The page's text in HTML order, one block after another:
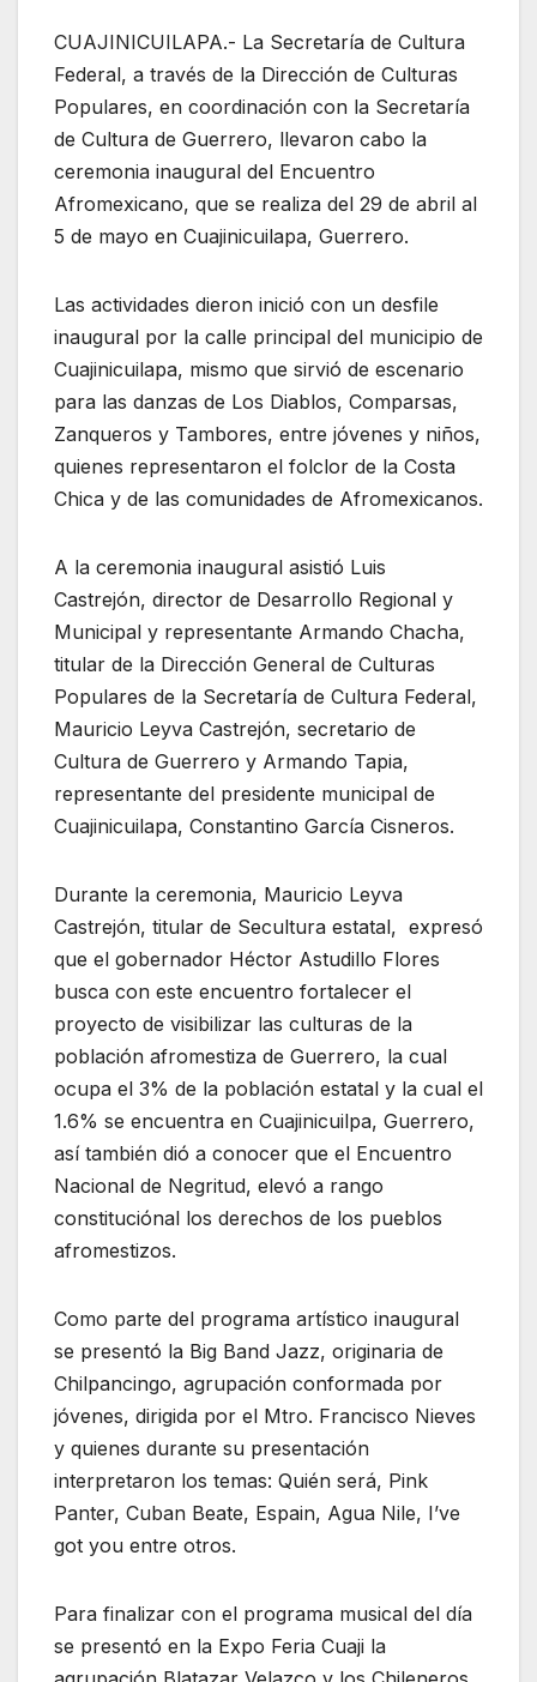
CUAJINICUILAPA.- La Secretaría de Cultura
Federal, a través de la Dirección de Culturas
Populares, en coordinación con la Secretaría
de Cultura de Guerrero, llevaron cabo la
ceremonia inaugural del Encuentro
Afromexicano, que se realiza del 29 de abril al
5 de mayo en Cuajinicuilapa, Guerrero.
Las actividades dieron inició con un desfile
inaugural por la calle principal del municipio de
Cuajinicuilapa, mismo que sirvió de escenario
para las danzas de Los Diablos, Comparsas,
Zanqueros y Tambores, entre jóvenes y niños,
quienes representaron el folclor de la Costa
Chica y de las comunidades de Afromexicanos.
A la ceremonia inaugural asistió Luis
Castrejón, director de Desarrollo Regional y
Municipal y representante Armando Chacha,
titular de la Dirección General de Culturas
Populares de la Secretaría de Cultura Federal,
Mauricio Leyva Castrejón, secretario de
Cultura de Guerrero y Armando Tapia,
representante del presidente municipal de
Cuajinicuilapa, Constantino García Cisneros.
Durante la ceremonia, Mauricio Leyva
Castrejón, titular de Secultura estatal, expresó
que el gobernador Héctor Astudillo Flores
busca con este encuentro fortalecer el
proyecto de visibilizar las culturas de la
población afromestiza de Guerrero, la cual
ocupa el 3% de la población estatal y la cual el
1.6% se encuentra en Cuajinicuilpa, Guerrero,
así también dió a conocer que el Encuentro
Nacional de Negritud, elevó a rango
constituciónal los derechos de los pueblos
afromestizos.
Como parte del programa artístico inaugural
se presentó la Big Band Jazz, originaria de
Chilpancingo, agrupación conformada por
jóvenes, dirigida por el Mtro. Francisco Nieves
y quienes durante su presentación
interpretaron los temas: Quién será, Pink
Panter, Cuban Beate, Espain, Agua Nile, I’ve
got you entre otros.
Para finalizar con el programa musical del día
se presentó en la Expo Feria Cuaji la